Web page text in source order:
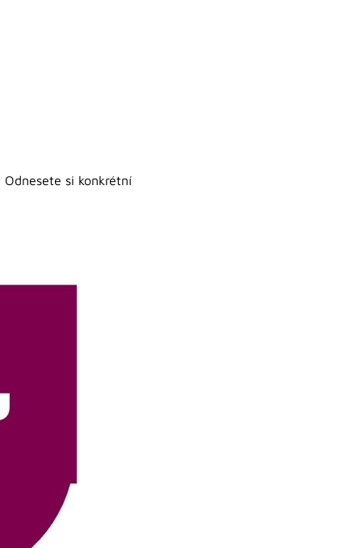
si konkrétní